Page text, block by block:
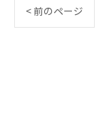
< 前のページ